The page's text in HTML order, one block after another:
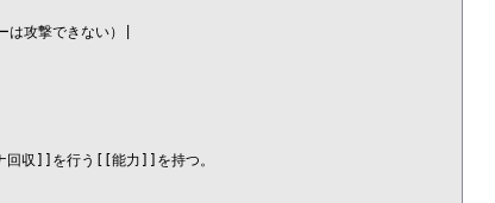
攻撃できない）|
収]]を行う[[能力]]を持つ。